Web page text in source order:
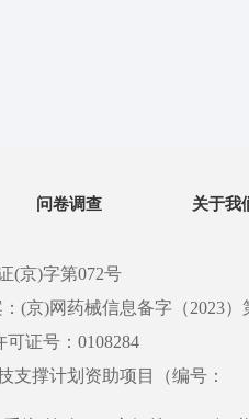
问卷调查 关于我
(京)字第072号
(京)网药械信息备字（2023）
证号：0108284
支撑计划资助项目（编号：